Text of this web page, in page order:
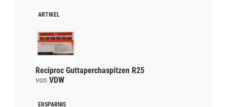
Reciproc Guttaperchaspitzen R25
von VDW